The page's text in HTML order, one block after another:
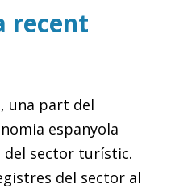
recent
una part del
espanyola
del sector turístic.
del sector al